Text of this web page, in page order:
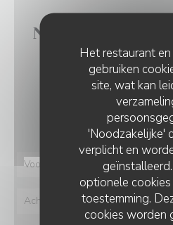
Het restaurant
gebruiken
site, wat kan
'Noodzakelijke'
verplicht en
optionele
toestemming.
cookies worden
NEEM
OP
Wilt u contact met
Vul het